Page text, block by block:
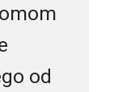
od